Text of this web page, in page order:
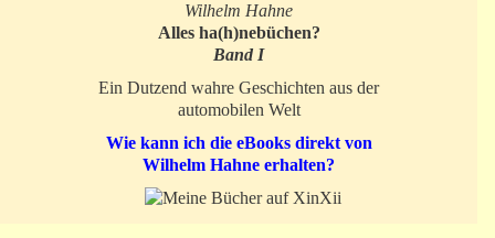
Wilhelm Hahne
Alles ha(h)nebüchen?
Band I
Ein Dutzend wahre Geschichten aus der
automobilen Welt
Wie kann ich die eBooks direkt von
Wilhelm Hahne erhalten?